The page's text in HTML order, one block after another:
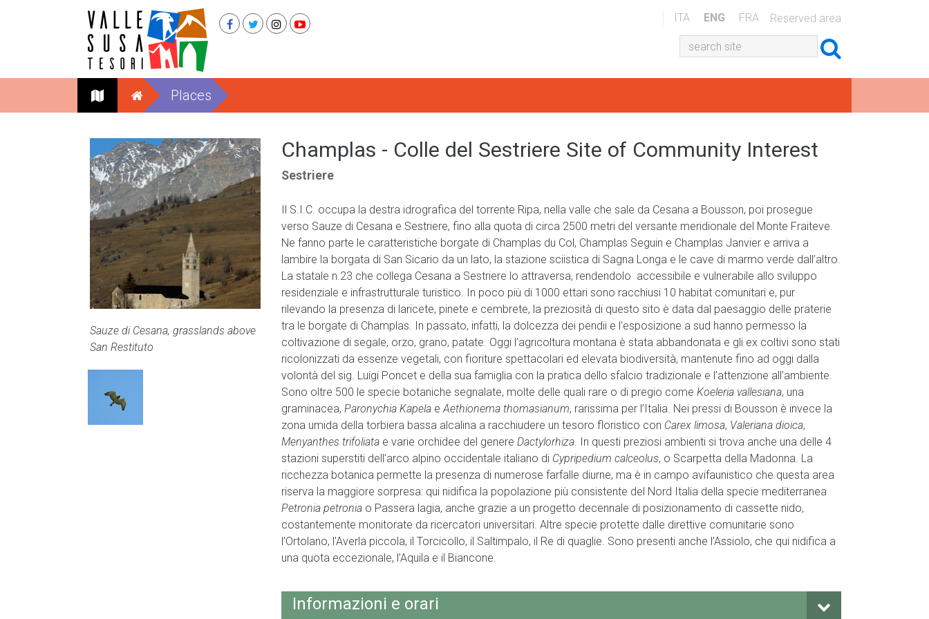
ITA ENG FRA Reserved area
Places
Champlas - Colle del Sestriere Site of Community Interest
Sestriere
Il S.I.C. occupa la destra idrografica del torrente Ripa, nella valle che sale da Cesana a Bousson, poi prosegue
verso Sauze di Cesana e Sestriere, fino alla quota di circa 2500 metri del versante meridionale del Monte Fraiteve.
Ne fanno parte le caratteristiche borgate di Champlas du Col, Champlas Seguin e Champlas Janvier e arriva a
lambire la borgata di San Sicario da un lato, la stazione sciistica di Sagna Longa e le cave di marmo verde dall’altro.
La statale n.23 che collega Cesana a Sestriere lo attraversa, rendendolo accessibile e vulnerabile allo sviluppo
residenziale e infrastrutturale turistico. In poco più di 1000 ettari sono racchiusi 10 habitat comunitari e, pur
rilevando la presenza di laricete, pinete e cembrete, la preziosità di questo sito è data dal paesaggio delle praterie
tra le borgate di Champlas. In passato, infatti, la dolcezza dei pendii e l’esposizione a sud hanno permesso la
coltivazione di segale, orzo, grano, patate. Oggi l’agricoltura montana è stata abbandonata e gli ex coltivi sono stati
ricolonizzati da essenze vegetali, con fioriture spettacolari ed elevata biodiversità, mantenute fino ad oggi dalla
volontà del sig. Luigi Poncet e della sua famiglia con la pratica dello sfalcio tradizionale e l’attenzione all’ambiente.
Sono oltre 500 le specie botaniche segnalate, molte delle quali rare o di pregio come Koeleria vallesiana, una
graminacea, Paronychia Kapela eAethionema thomasianum, rarissima per l’Italia. Nei pressi di Bousson è invece la
zona umida della torbiera bassa alcalina a racchiudere un tesoro floristico con Carex limosa, Valeriana dioica,
Menyanthes trifoliata e varie orchidee del genere Dactylorhiza. In questi preziosi ambienti si trova anche una delle 4
stazioni superstiti dell’arco alpino occidentale italiano di Cypripedium calceolus, o Scarpetta della Madonna. La
ricchezza botanica permette la presenza di numerose farfalle diurne, ma è in campo avifaunistico che questa area
riserva la maggiore sorpresa: qui nidifica la popolazione più consistente del Nord Italia della specie mediterranea
Petronia petronia o Passera lagia, anche grazie a un progetto decennale di posizionamento di cassette nido,
costantemente monitorate da ricercatori universitari. Altre specie protette dalle direttive comunitarie sono
l’Ortolano, l’Averla piccola, il Torcicollo, il Saltimpalo, il Re di quaglie. Sono presenti anche l’Assiolo, che qui nidifica a
una quota eccezionale, l’Aquila e il Biancone.
Informazioni e orari
Sauze di Cesana, grasslands above
San Restituto